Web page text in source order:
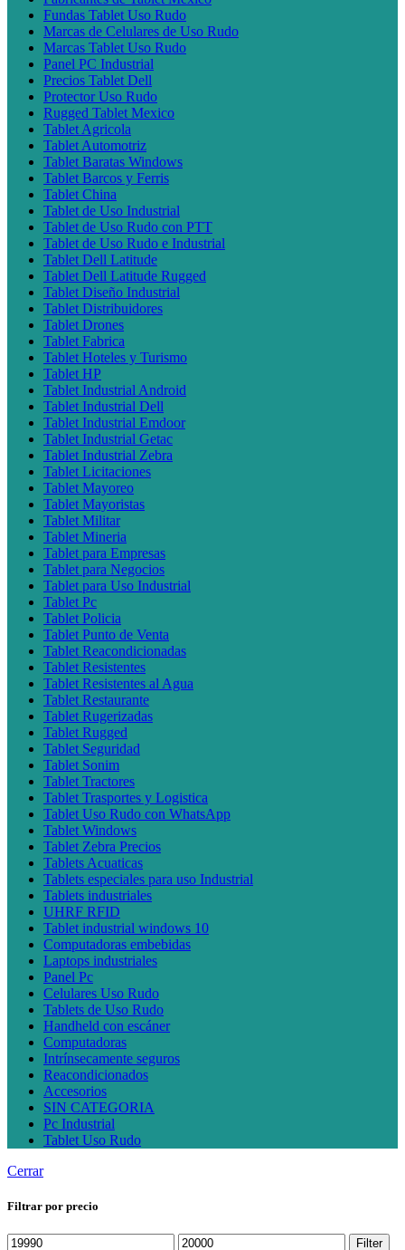
Fundas Tablet Uso Rudo
Marcas de Celulares de Uso Rudo
Marcas Tablet Uso Rudo
Panel PC Industrial
Precios Tablet Dell
Protector Uso Rudo
Rugged Tablet Mexico
Tablet Agricola
Tablet Automotriz
Tablet Baratas Windows
Tablet Barcos y Ferris
Tablet China
Tablet de Uso Industrial
Tablet de Uso Rudo con PTT
Tablet de Uso Rudo e Industrial
Tablet Dell Latitude
Tablet Dell Latitude Rugged
Tablet Diseño Industrial
Tablet Distribuidores
Tablet Drones
Tablet Fabrica
Tablet Hoteles y Turismo
Tablet HP
Tablet Industrial Android
Tablet Industrial Dell
Tablet Industrial Emdoor
Tablet Industrial Getac
Tablet Industrial Zebra
Tablet Licitaciones
Tablet Mayoreo
Tablet Mayoristas
Tablet Militar
Tablet Mineria
Tablet para Empresas
Tablet para Negocios
Tablet para Uso Industrial
Tablet Pc
Tablet Policia
Tablet Punto de Venta
Tablet Reacondicionadas
Tablet Resistentes
Tablet Resistentes al Agua
Tablet Restaurante
Tablet Rugerizadas
Tablet Rugged
Tablet Seguridad
Tablet Sonim
Tablet Tractores
Tablet Trasportes y Logistica
Tablet Uso Rudo con WhatsApp
Tablet Windows
Tablet Zebra Precios
Tablets Acuaticas
Tablets especiales para uso Industrial
Tablets industriales
UHRF RFID
Tablet industrial windows 10
Computadoras embebidas
Laptops industriales
Panel Pc
Celulares Uso Rudo
Tablets de Uso Rudo
Handheld con escáner
Computadoras
Intrínsecamente seguros
Reacondicionados
Accesorios
SIN CATEGORIA
Pc Industrial
Tablet Uso Rudo
Cerrar
Filtrar por precio
Min
Max
Filter